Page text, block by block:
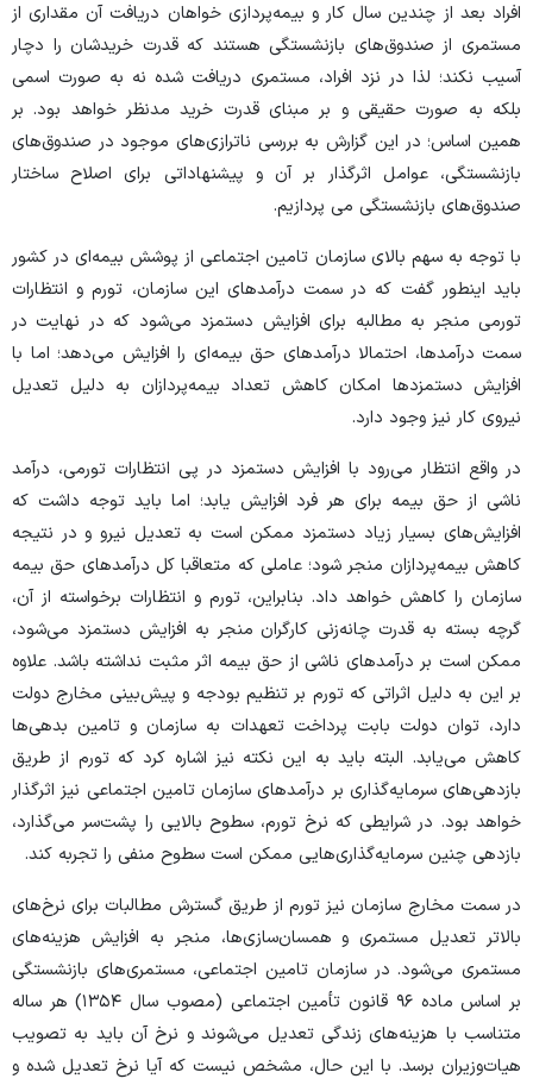
افراد بعد از چندین سال کار و بیمه‌پردازی خواهان دریافت آن مقداری از
مستمری از صندوق‌های بازنشستگی هستند که قدرت خریدشان را دچار
آسیب نکند؛ لذا در نزد افراد، مستمری دریافت شده نه به صورت اسمی
بلکه به صورت حقیقی و بر مبنای قدرت خرید مدنظر خواهد بود. بر
همین اساس؛ در این گزارش به بررسی ناترازی‌های موجود در صندوق‌های
بازنشستگی، عوامل اثرگذار بر آن و پیشنهاداتی برای اصلاح ساختار
صندوق‌های بازنشستگی می پردازیم.
با توجه به سهم بالای سازمان تامین اجتماعی از پوشش بیمه‌ای در کشور
باید اینطور گفت که در سمت درآمد‌های این سازمان، تورم و انتظارات
تورمی منجر به مطالبه برای افزایش دستمزد می‌شود که در نهایت در
سمت درآمدها، احتمالا درآمد‌های حق بیمه‌ای را افزایش می‌دهد؛ اما با
افزایش دستمزد‌ها امکان کاهش تعداد بیمه‌پردازان به دلیل تعدیل
نیروی کار نیز وجود دارد.
در واقع انتظار می‌رود با افزایش دستمزد در پی انتظارات تورمی، درآمد
ناشی از حق بیمه برای هر فرد افزایش یابد؛ اما باید توجه داشت که
افزایش‌های بسیار زیاد دستمزد ممکن است به تعدیل نیرو و در نتیجه
کاهش بیمه‌پردازان منجر شود؛ عاملی که متعاقبا کل درآمد‌های حق بیمه
سازمان را کاهش خواهد داد. بنابراین، تورم و انتظارات برخواسته از آن،
گرچه بسته به قدرت چانه‌زنی کارگران منجر به افزایش دستمزد می‌شود،
ممکن است بر درآمد‌های ناشی از حق بیمه اثر مثبت نداشته باشد. علاوه
بر این به دلیل اثراتی که تورم بر تنظیم بودجه و پیش‌بینی مخارج دولت
دارد، توان دولت بابت پرداخت تعهدات به سازمان و تامین بدهی‌ها
کاهش می‌یابد. البته باید به این نکته نیز اشاره کرد که تورم از طریق
بازدهی‌های سرمایه‌گذاری بر درآمد‌های سازمان تامین اجتماعی نیز اثرگذار
خواهد بود. در شرایطی که نرخ تورم، سطوح بالایی را پشت‌سر می‌گذارد،
بازدهی چنین سرمایه‌گذاری‌هایی ممکن است سطوح منفی را تجربه کند.
در سمت مخارج سازمان نیز تورم از طریق گسترش مطالبات برای نرخ‌های
بالاتر تعدیل مستمری و همسان‌سازی‌ها، منجر به افزایش هزینه‌های
مستمری می‌شود. در سازمان تامین اجتماعی، مستمری‌های بازنشستگی
بر اساس ماده ۹۶ قانون تأمین اجتماعی (مصوب سال ۱۳۵۴) هر ساله
متناسب با هزینه‌های زندگی تعدیل می‌شوند و نرخ آن باید به تصویب
هیات‌وزیران برسد. با این حال، مشخص نیست که آیا نرخ تعدیل شده و